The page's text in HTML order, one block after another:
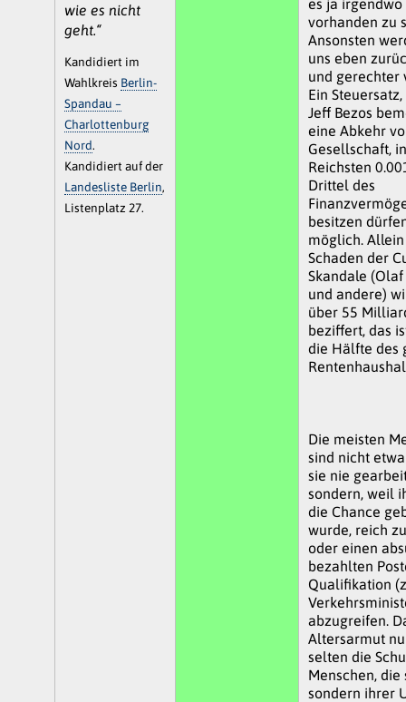
wie es nicht
geht.“
Kandidiert im
Wahlkreis Berlin-
Spandau –
Charlottenburg
Nord.
Kandidiert auf der
Landesliste Berlin,
Listenplatz 27.
vorhanden zu
Ansonsten
uns eben
und gerechter
Ein
Jeff Bezos
eine Abkehr
Gesellschaft,
Reichsten
Drittel des
besitzen
möglich.
Schaden der
Skandale (Olaf
und andere)
über 55
beziffert, das
die Hälfte des
Die meisten
sind nicht
sie nie
sondern, weil
die Chance
wurde, reich
oder einen
bezahlten
Qualifikation
abzugreifen.
Altersarmut
selten die
Menschen,
sondern ihrer